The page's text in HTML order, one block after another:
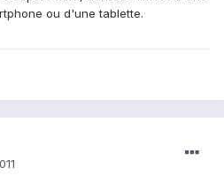
ou d'une tablette.